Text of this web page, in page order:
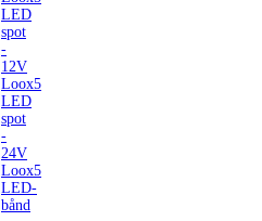
LED
spot
-
12V
Loox5
LED
spot
-
24V
Loox5
LED-
bånd